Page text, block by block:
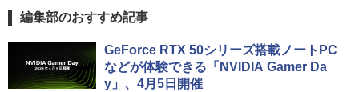
編集部のおすすめ記事
GeForce RTX 50シリーズ搭載ノートPC
などが体験できる「NVIDIA Gamer Da
y」、4月5日開催